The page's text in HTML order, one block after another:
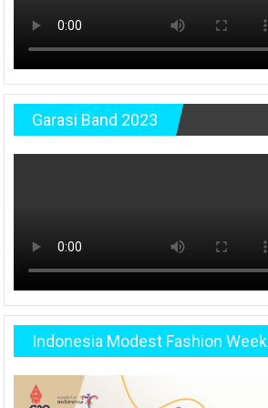
Garasi Band 2023
Indonesia Modest Fashion Week